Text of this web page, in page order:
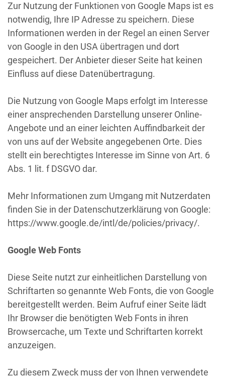
Zur Nutzung der Funktionen von Google Maps ist es
notwendig, Ihre IP Adresse zu speichern. Diese
Informationen werden in der Regel an einen Server
von Google in den USA übertragen und dort
gespeichert. Der Anbieter dieser Seite hat keinen
Einfluss auf diese Datenübertragung.
Die Nutzung von Google Maps erfolgt im Interesse
einer ansprechenden Darstellung unserer Online-
Angebote und an einer leichten Auffindbarkeit der
von uns auf der Website angegebenen Orte. Dies
stellt ein berechtigtes Interesse im Sinne von Art. 6
Abs. 1 lit. f DSGVO dar.
Mehr Informationen zum Umgang mit Nutzerdaten
finden Sie in der Datenschutzerklärung von Google:
https://www.google.de/intl/de/policies/privacy/.
Google Web Fonts
Diese Seite nutzt zur einheitlichen Darstellung von
Schriftarten so genannte Web Fonts, die von Google
bereitgestellt werden. Beim Aufruf einer Seite lädt
Ihr Browser die benötigten Web Fonts in ihren
Browsercache, um Texte und Schriftarten korrekt
anzuzeigen.
Zu diesem Zweck muss der von Ihnen verwendete